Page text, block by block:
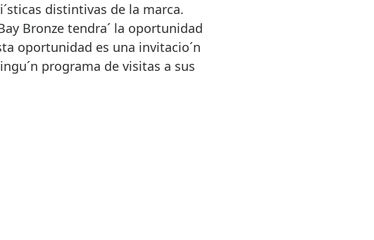
distintivas de la marca.
Bronze tendra´ la oportunidad
oportunidad es una invitacio´n
programa de visitas a sus